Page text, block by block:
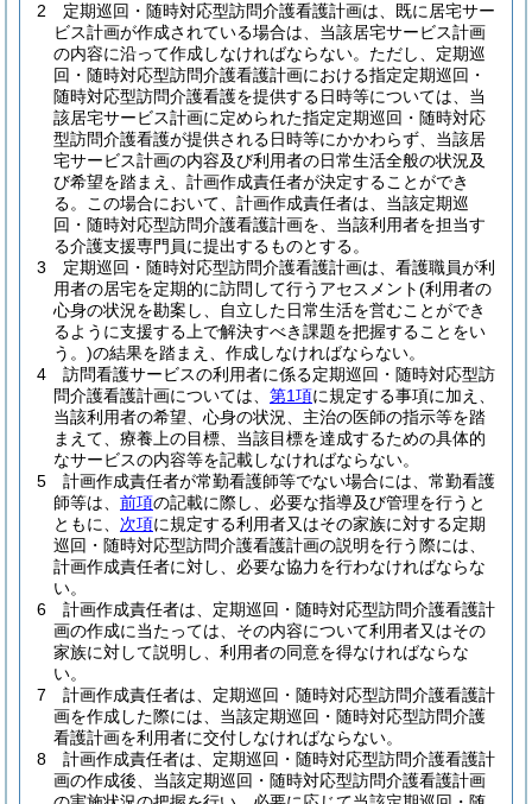
2
定期巡回・随時対応型訪問介護看護計画は、既に居宅サー
ビス計画が作成されている場合は、当該居宅サービス計画
の内容に沿って作成しなければならない。 ただし、定期巡
回・随時対応型訪問介護看護計画における指定定期巡回・
随時対応型訪問介護看護を提供する日時等については、当
該居宅サービス計画に定められた指定定期巡回・随時対応
型訪問介護看護が提供される日時等にかかわらず、当該居
宅サービス計画の内容及び利用者の日常生活全般の状況及
び希望を踏まえ、計画作成責任者が決定することができ
る。
この場合において、計画作成責任者は、当該定期巡
回・随時対応型訪問介護看護計画を、当該利用者を担当す
る介護支援専門員に提出するものとする。
3
定期巡回・随時対応型訪問介護看護計画は、看護職員が利
用者の居宅を定期的に訪問して行うアセスメント(利用者の
心身の状況を勘案し、自立した日常生活を営むことができ
るように支援する上で解決すべき課題を把握することをい
う。)の結果を踏まえ、作成しなければならない。
4
訪問看護サービスの利用者に係る定期巡回・随時対応型訪
問介護看護計画については、 第1項に規定する事項に加え、
当該利用者の希望、心身の状況、主治の医師の指示等を踏
まえて、療養上の目標、当該目標を達成するための具体的
なサービスの内容等を記載しなければならない。
5
計画作成責任者が常勤看護師等でない場合には、常勤看護
師等は、 前項の記載に際し、必要な指導及び管理を行うと
ともに、 次項に規定する利用者又はその家族に対する定期
巡回・随時対応型訪問介護看護計画の説明を行う際には、
計画作成責任者に対し、必要な協力を行わなければならな
い。
6
計画作成責任者は、定期巡回・随時対応型訪問介護看護計
画の作成に当たっては、その内容について利用者又はその
家族に対して説明し、利用者の同意を得なければならな
い。
7
計画作成責任者は、定期巡回・随時対応型訪問介護看護計
画を作成した際には、当該定期巡回・随時対応型訪問介護
看護計画を利用者に交付しなければならない。
8
計画作成責任者は、定期巡回・随時対応型訪問介護看護計
画の作成後、当該定期巡回・随時対応型訪問介護看護計画